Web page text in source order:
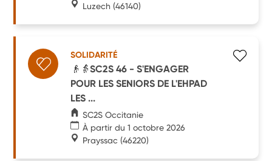
Luzech (46140)
SOLIDARITÉ
👴👵SC2S 46 - S'ENGAGER
POUR LES SENIORS DE L'EHPAD
LES ...
SC2S Occitanie
À partir du 1 octobre 2026
Prayssac (46220)